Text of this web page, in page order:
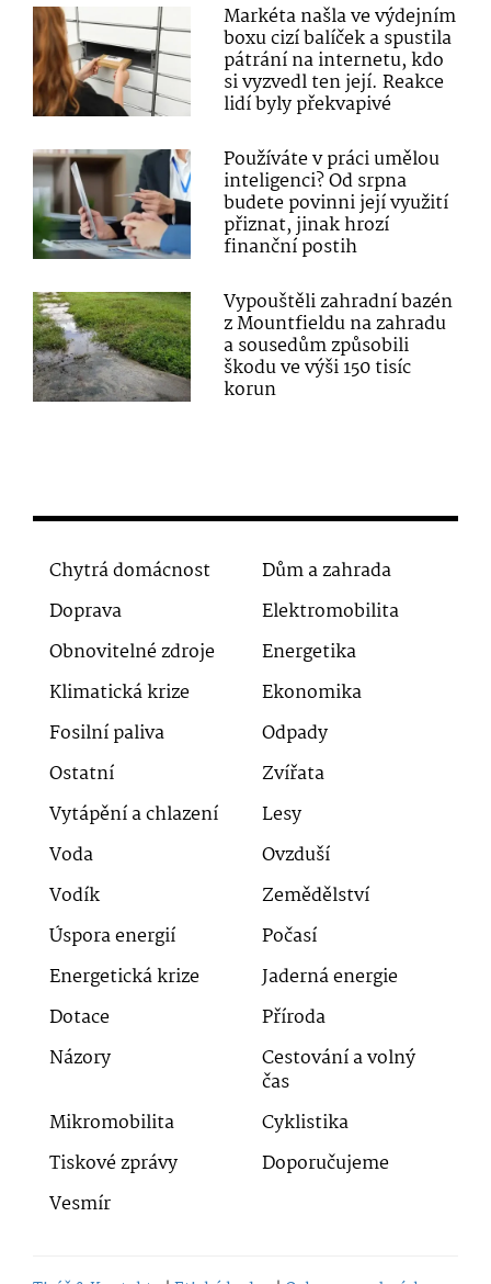
Markéta našla ve výdejním
boxu cizí balíček a spustila
pátrání na internetu, kdo
si vyzvedl ten její. Reakce
lidí byly překvapivé
Používáte v práci umělou
inteligenci? Od srpna
budete povinni její využití
přiznat, jinak hrozí
finanční postih
Vypouštěli zahradní bazén
z Mountfieldu na zahradu
a sousedům způsobili
škodu ve výši 150 tisíc
korun
Chytrá domácnost
Dům a zahrada
Doprava
Elektromobilita
Obnovitelné zdroje
Energetika
Klimatická krize
Ekonomika
Fosilní paliva
Odpady
Ostatní
Zvířata
Vytápění a chlazení
Lesy
Voda
Ovzduší
Vodík
Zemědělství
Úspora energií
Počasí
Energetická krize
Jaderná energie
Dotace
Příroda
Názory
Cestování a volný
čas
Mikromobilita
Cyklistika
Tiskové zprávy
Doporučujeme
Vesmír